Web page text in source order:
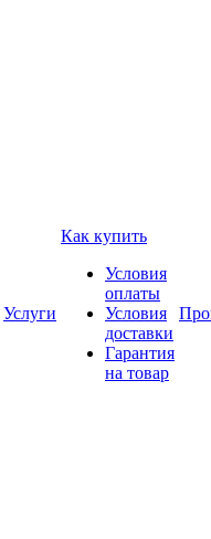
Услуги
Как купить
Условия
оплаты
Условия
доставки
Гарантия
на товар